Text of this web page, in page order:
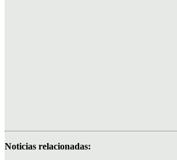
Noticias relacionadas: